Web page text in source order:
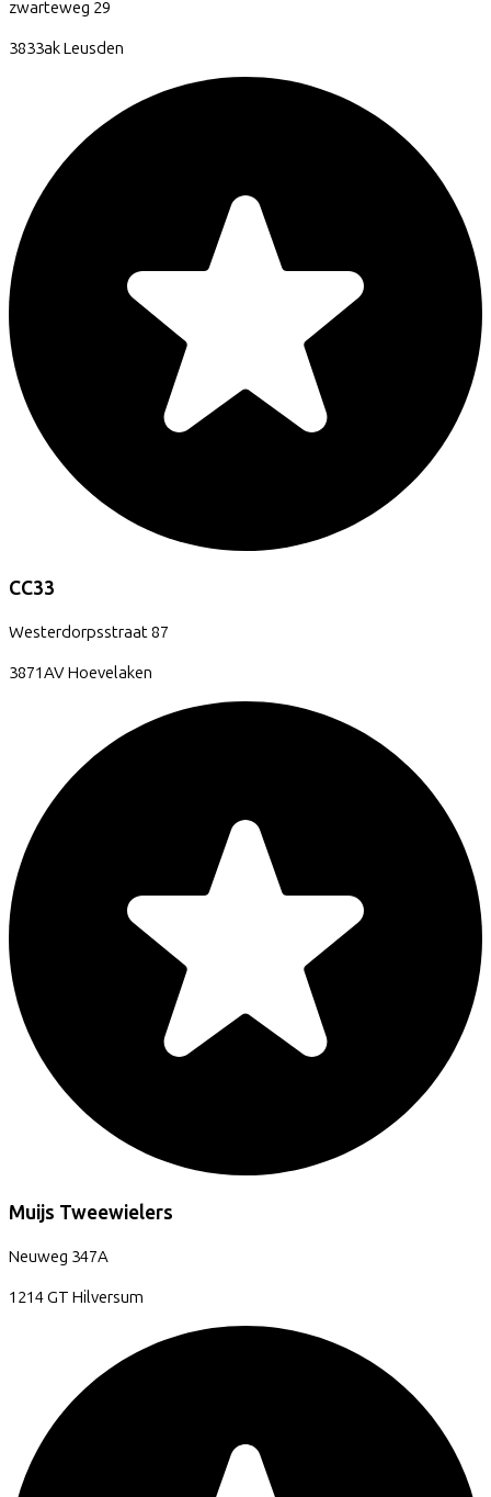
zwarteweg 29
3833akLeusden
CC33
Westerdorpsstraat87
3871AVHoevelaken
Muijs Tweewielers
Neuweg 347A
1214 GT Hilversum